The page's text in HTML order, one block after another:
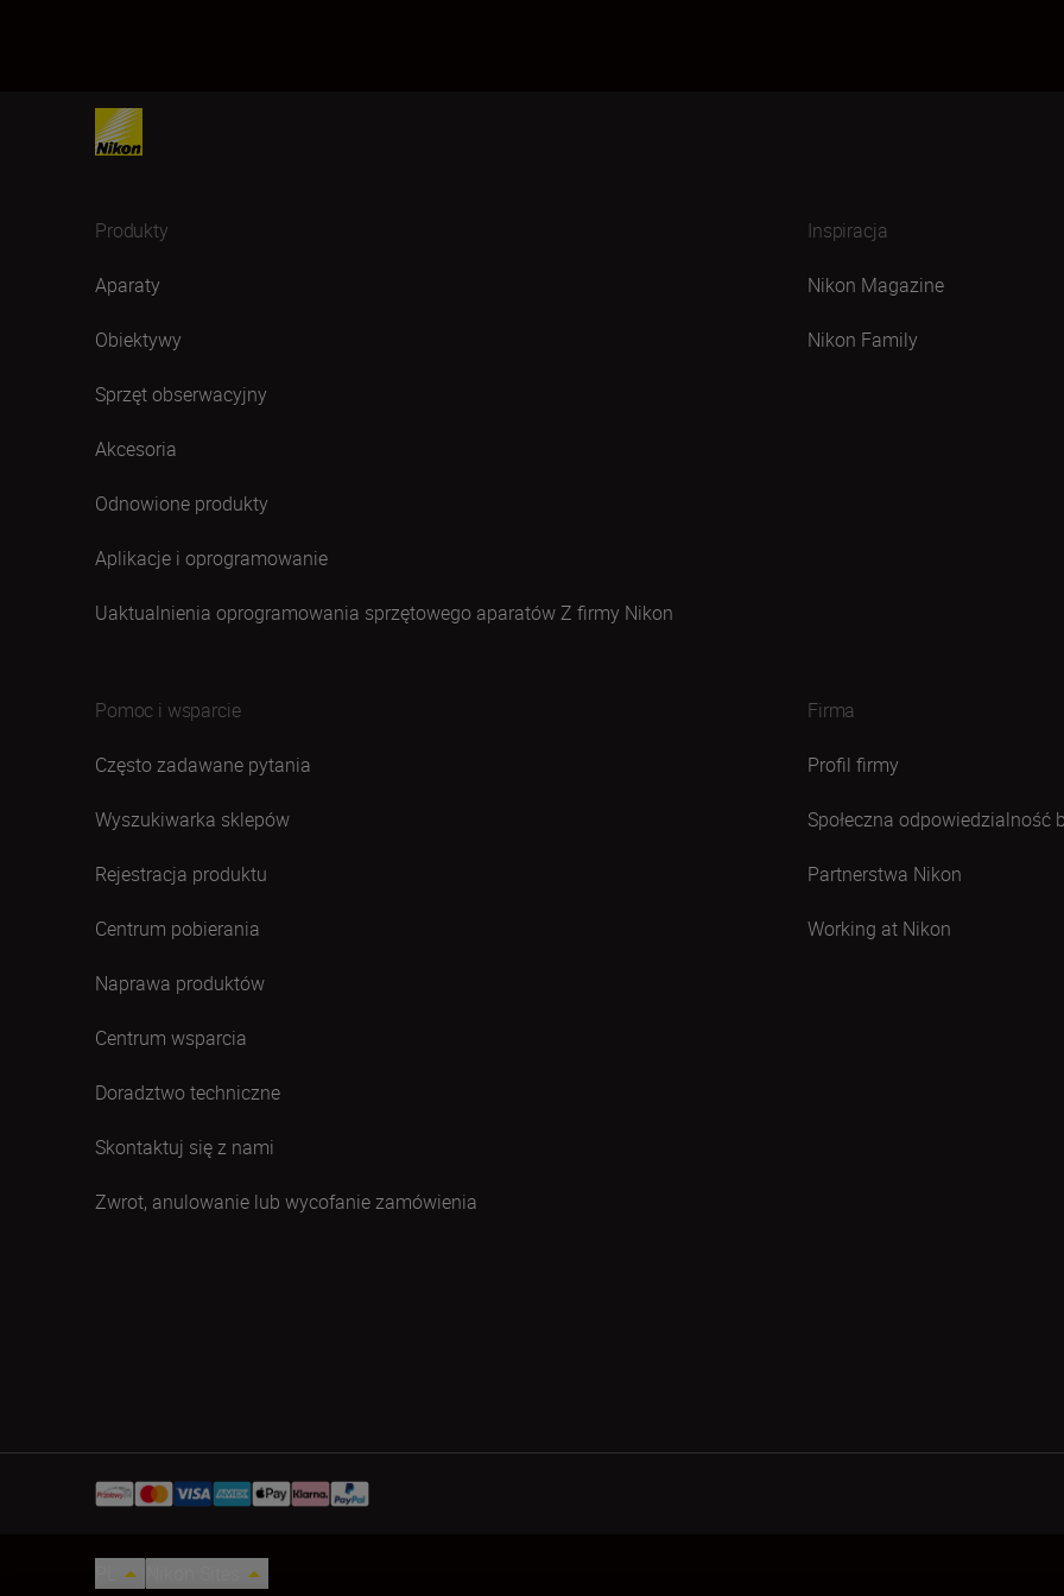
Produkty
Aparaty
Obiektywy
Sprzęt obserwacyjny
Akcesoria
Odnowione produkty
Aplikacje i oprogramowanie
Uaktualnienia oprogramowania sprzętowego aparatów Z firmy Nikon
Inspiracja
Nikon Magazine
Nikon Family
Pomoc i wsparcie
Często zadawane pytania
Wyszukiwarka sklepów
Rejestracja produktu
Centrum pobierania
Naprawa produktów
Centrum wsparcia
Doradztwo techniczne
Skontaktuj się z nami
Zwrot, anulowanie lub wycofanie zamówienia
Firma
Profil firmy
Społeczna odpowiedzialność
Partnerstwa Nikon
Working at Nikon